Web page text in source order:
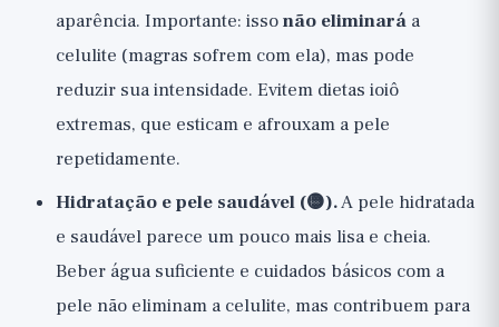
aparência. Importante: issonão eliminará a
celulite (magras sofrem com ela), mas pode
reduzir sua intensidade. Evitem dietas ioiô
extremas, que esticam e afrouxam a pele
repetidamente.
Hidratação e pele saudável (🟡).A pele hidratada
e saudável parece um pouco mais lisa e cheia.
Beber água suficiente e cuidados básicos com a
pele não eliminam a celulite, mas contribuem para